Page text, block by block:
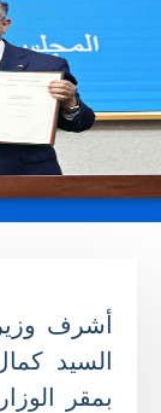
أشرف وزير
بمقر